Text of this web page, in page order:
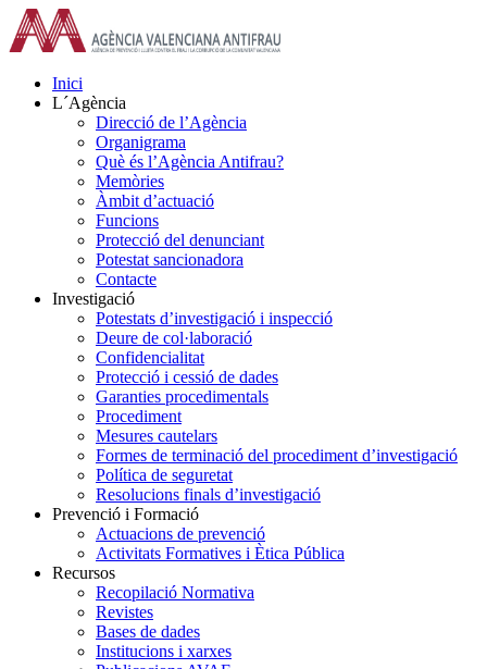
Skip
to
content
Inici
L´Agència
Direcció de l’Agència
Organigrama
Què és l’Agència Antifrau?
Memòries
Àmbit d’actuació
Funcions
Protecció del denunciant
Potestat sancionadora
Contacte
Investigació
Potestats d’investigació i inspecció
Deure de col·laboració
Confidencialitat
Protecció i cessió de dades
Garanties procedimentals
Procediment
Mesures cautelars
Formes de terminació del procediment d’investigació
Política de seguretat
Resolucions finals d’investigació
Prevenció i Formació
Actuacions de prevenció
Activitats Formatives i Ètica Pública
Recursos
Recopilació Normativa
Revistes
Bases de dades
Institucions i xarxes